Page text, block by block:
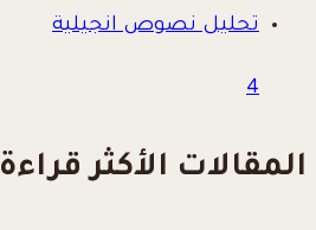
تحليل نصوص انجيلية
4
المقالات الأكثر قراءة